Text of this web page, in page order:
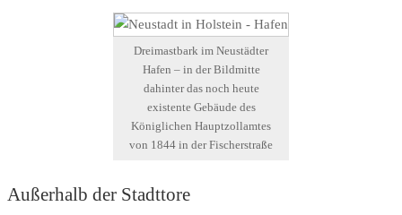
Dreimastbark im Neustädter
Hafen – in der Bildmitte
dahinter das noch heute
existente Gebäude des
Königlichen Hauptzollamtes
von 1844 in der Fischerstraße
Außerhalb der Stadttore